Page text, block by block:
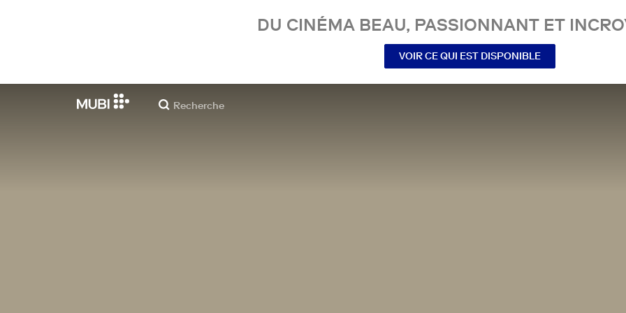
DU CINÉMA BEAU, PASSIONNANT ET
VOIR CE QUI EST DISPONIBLE